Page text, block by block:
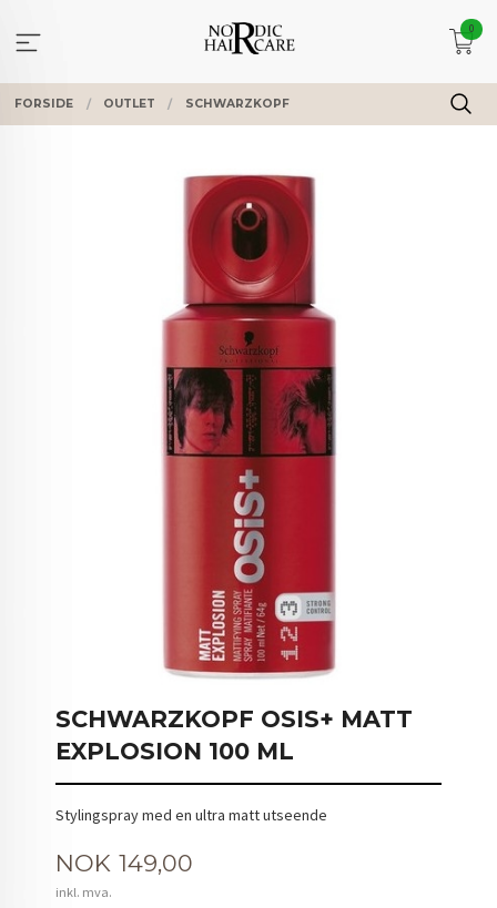
innholdet
0
FORSIDE OUTLET SCHWARZKOPF
SCHWARZKOPF OSIS+ MATT
EXPLOSION 100 ML
Stylingspray med en ultra matt utseende
Pris
NOK 149,00
inkl. mva.